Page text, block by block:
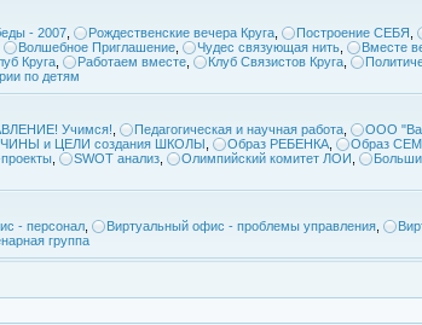
- 2007 Рождественские вечера Круга Построение СЕБЯ
Волшебное Приглашение Чудес связующая нить Вместе
Круга Работаем вместе Клуб Связистов Круга
по детям
Учимся! Педагогическая и научная работа ООО
и ЦЕЛИ создания ШКОЛЫ Образ РЕБЕНКА Образ
SWOT анализ Олимпийский комитет ЛОИ
- персонал Виртуальный офис - проблемы управления
группа